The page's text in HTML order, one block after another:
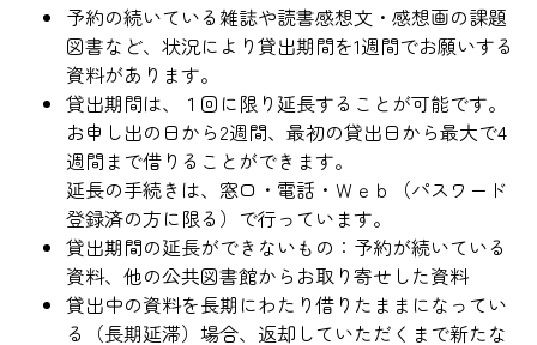
予約の続いている雑誌や読書感想文・感想画の課題
図書など、状況により貸出期間を1週間でお願いする
資料があります。
貸出期間は、１回に限り延長することが可能です。
お申し出の日から2週間、最初の貸出日から最大で4
週間まで借りることができます。
延長の手続きは、窓口・電話・Ｗｅｂ（パスワード
登録済の方に限る）で行っています。
貸出期間の延長ができないもの：予約が続いている
資料、他の公共図書館からお取り寄せした資料
貸出中の資料を長期にわたり借りたままになってい
る（長期延滞）場合、返却していただくまで新たな